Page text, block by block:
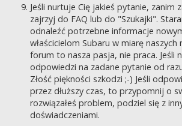
Jeśli nurtuje Cię jakieś pytanie, zanim
zajrzyj do FAQ lub do "Szukajki".
odnaleźć potrzebne informacje
właścicielom Subaru w miarę
forum to nasza pasja, nie praca. Jeśli
odpowiedzi na zadane pytanie od
Złość piękności szkodzi ;-) Jeśli
przez dłuższy czas, to przypomnij o
rozwiązałeś problem, podziel się z
doświadczeniami.